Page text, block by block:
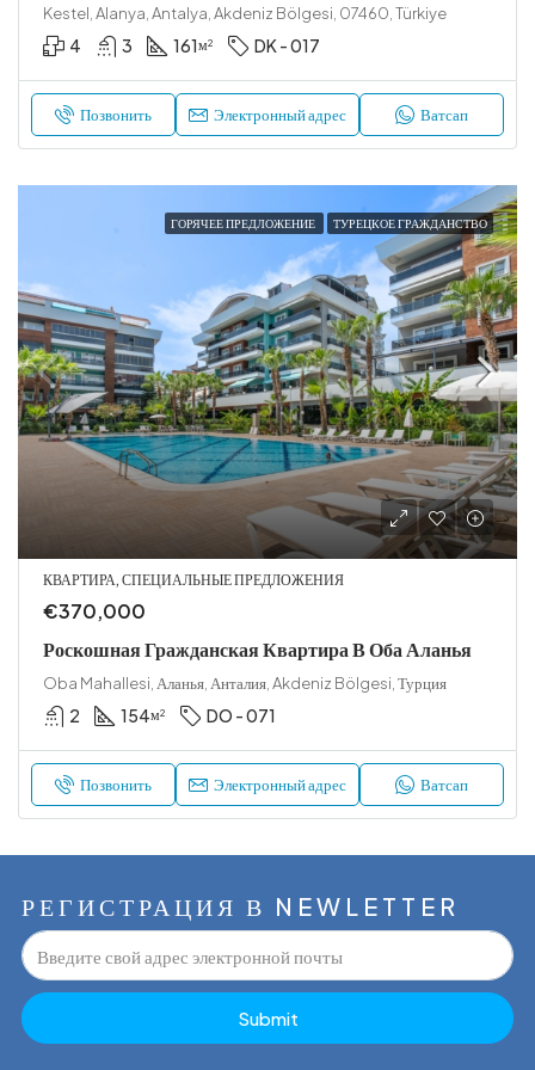
Kestel, Alanya, Antalya, Akdeniz Bölgesi, 07460, Türkiye
4 3 161м² DK - 017
Позвонить Электронный адрес Ватсап
ГОРЯЧЕЕ ПРЕДЛОЖЕНИЕ ТУРЕЦКОЕ ГРАЖДАНСТВО
КВАРТИРА, СПЕЦИАЛЬНЫЕ ПРЕДЛОЖЕНИЯ
€370,000
Роскошная Гражданская Квартира В Оба Аланья
Oba Mahallesi, Аланья, Анталия, Akdeniz Bölgesi, Турция
2 154м² DO - 071
Позвонить Электронный адрес Ватсап
РЕГИСТРАЦИЯ В NEWLETTER
Submit